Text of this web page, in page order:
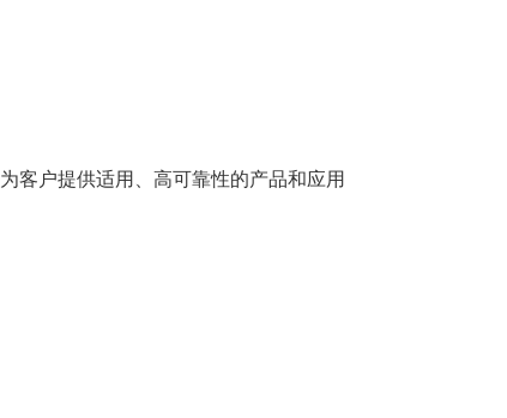
客户提供适用、高可靠性的产品和应用